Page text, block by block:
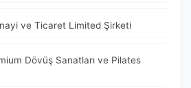
ve Ticaret Limited Şirketi
Dövüş Sanatları ve Pilates